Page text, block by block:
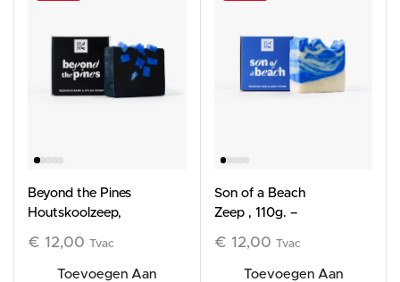
Beyond the Pines
Houtskoolzeep,
€ 12,00 Tvac
Toevoegen Aan
Son of a Beach
Zeep , 110g. –
Dode Zee Mineralen
€ 12,00 Tvac
Toevoegen Aan